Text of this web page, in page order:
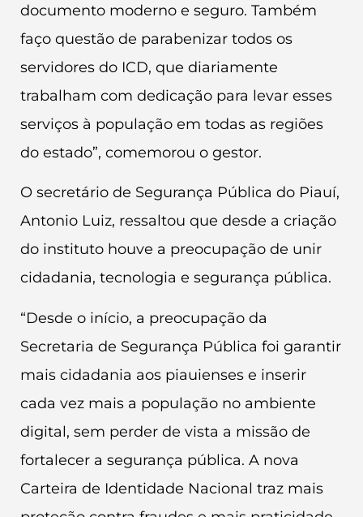
documento moderno e seguro. Também
faço questão de parabenizar todos os
servidores do ICD, que diariamente
trabalham com dedicação para levar esses
serviços à população em todas as regiões
do estado”, comemorou o gestor.
O secretário de Segurança Pública do Piauí,
Antonio Luiz, ressaltou que desde a criação
do instituto houve a preocupação de unir
cidadania, tecnologia e segurança pública.
“Desde o início, a preocupação da
Secretaria de Segurança Pública foi garantir
mais cidadania aos piauienses e inserir
cada vez mais a população no ambiente
digital, sem perder de vista a missão de
fortalecer a segurança pública. A nova
Carteira de Identidade Nacional traz mais